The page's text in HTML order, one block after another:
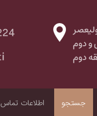
جستجو اطلاعات تماس